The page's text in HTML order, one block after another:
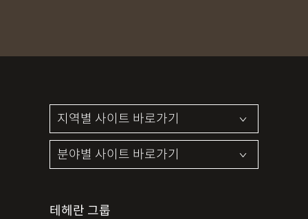
테헤란 그룹